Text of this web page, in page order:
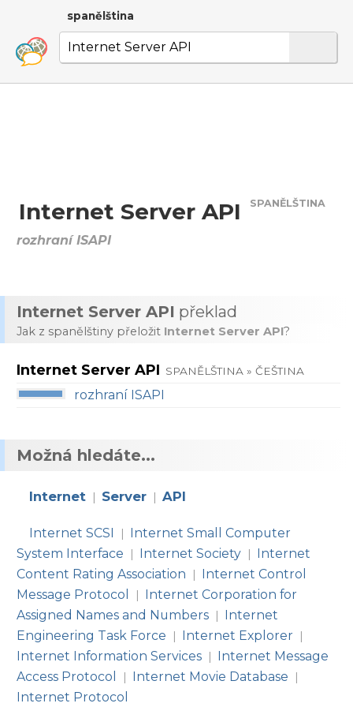
spanělština
Internet Server API SPANĚLŠTINA
rozhraní ISAPI
Internet Server API překlad
Jak z spanělštiny přeložit Internet Server API?
Internet Server API SPANĚLŠTINA » ČEŠTINA
rozhraní ISAPI
Možná hledáte...
Internet | Server | API
Internet SCSI | Internet Small Computer
System Interface
| Internet Society | Internet
Content Rating Association
| Internet Control
Message Protocol
| Internet Corporation for
Assigned Names and Numbers | Internet
Engineering Task Force
| Internet Explorer |
Internet Information Services | Internet Message
Access Protocol
| Internet Movie Database |
Internet Protocol